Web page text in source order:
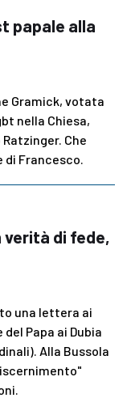
papale alla
Gramick, votata
nella Chiesa,
Che
Francesco.
verità di fede,
una lettera ai
Papa ai Dubia
Alla Bussola